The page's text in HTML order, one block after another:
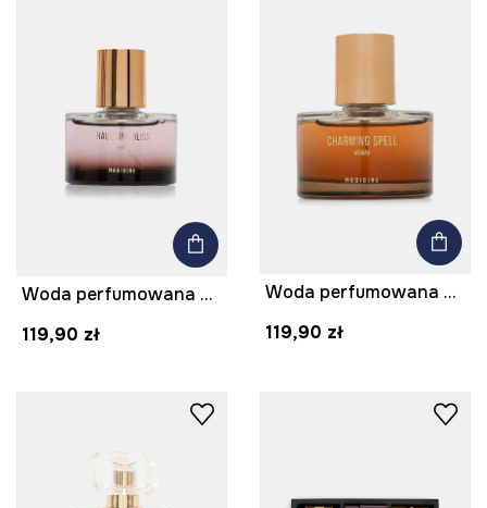
Woda perfumowana damska Haunting Bliss 60 ml
119,90 zł
Woda perfumowana Charming Spell 60 ml
119,90 zł